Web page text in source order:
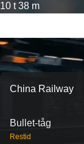
10 t 38 m
China Railway
Bullet-tåg
Restid